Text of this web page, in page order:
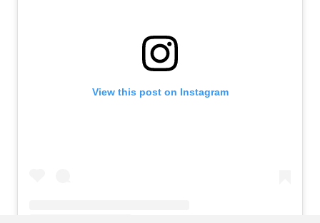
View this post on Instagram